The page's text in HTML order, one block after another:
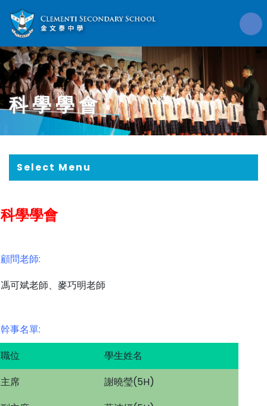
科學學會
Select Menu
科學學會
顧問老師:
馮可斌老師、麥巧明老師
幹事名單:
職位
學生姓名
主席
謝曉瑩(5H)